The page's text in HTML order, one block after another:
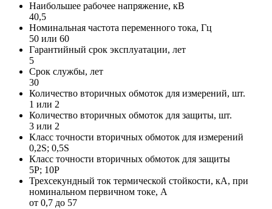
Наибольшее рабочее напряжение, кВ
40,5
Номинальная частота переменного тока, Гц
50 или 60
Гарантийный срок эксплуатации, лет
5
Срок службы, лет
30
Количество вторичных обмоток для измерений, шт.
1 или 2
Количество вторичных обмоток для защиты, шт.
3 или 2
Класс точности вторичных обмоток для измерений
0,2S; 0,5S
Класс точности вторичных обмоток для защиты
5P; 10P
Трехсекундный ток термической стойкости, кА, при
номинальном первичном токе, А
от 0,7 до 57